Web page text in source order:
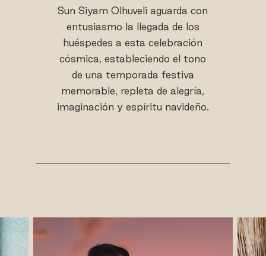
Sun Siyam Olhuveli aguarda con
entusiasmo la llegada de los
huéspedes a esta celebración
cósmica, estableciendo el tono
de una temporada festiva
memorable, repleta de alegría,
imaginación y espíritu navideño.